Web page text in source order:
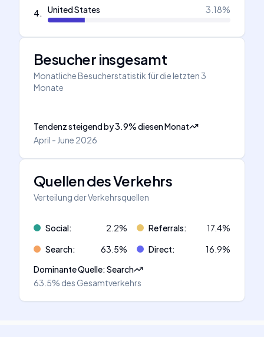
4. United States 3.18%
Besucher insgesamt
Monatliche Besucherstatistik für die letzten 3
Monate
Tendenz steigendby3.9%diesen Monat
April - June 2026
Quellen des Verkehrs
Verteilung der Verkehrsquellen
Social: 2.2% Referrals: 17.4%
Search: 63.5% Direct: 16.9%
Dominante Quelle:Search
63.5% des Gesamtverkehrs